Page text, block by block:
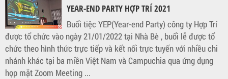
YEAR-END PARTY HỢP TRÍ 2021
Buổi tiệc YEP(Year-end Party) công ty Hợp Trí
được tổ chức vào ngày 21/01/2022 tại Nhà Bè , buổi lễ được tổ
chức theo hình thức trực tiếp và kết nối trực tuyến với nhiều chi
nhánh khác tại ba miền Việt Nam và Campuchia qua ứng dụng
họp mặt Zoom Meeting ...